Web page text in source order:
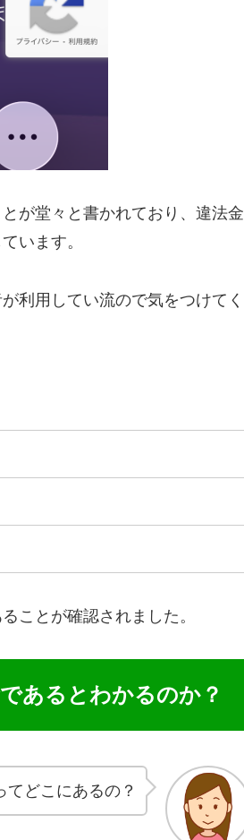
が堂々と書かれており、違法金
います。
利用してい流ので気をつけてく
ことが確認されました。
あるとわかるのか？
どこにあるの？